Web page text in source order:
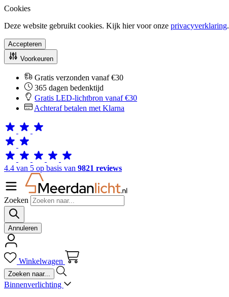
Cookies
Deze website gebruikt cookies. Kijk hier voor onze privacyverklaring.
Accepteren
Voorkeuren
Gratis verzonden vanaf €30
365 dagen bedenktijd
Gratis LED-lichtbron vanaf €30
Achteraf betalen met Klarna
4.4 van 5 op basis van 9821 reviews
Zoeken
Annuleren
Winkelwagen
Binnenverlichting